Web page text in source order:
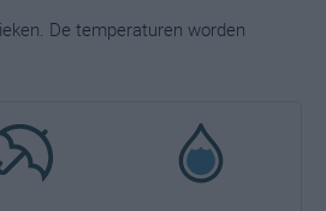
De temperaturen worden